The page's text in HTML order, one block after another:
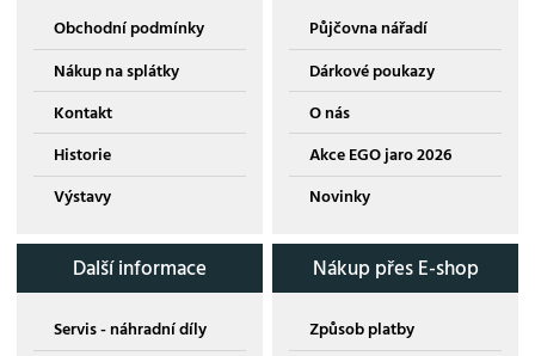
Obchodní podmínky
Nákup na splátky
Kontakt
Historie
Výstavy
Půjčovna nářadí
Dárkové poukazy
O nás
Akce EGO jaro 2026
Novinky
Další informace
Servis - náhradní díly
Nákup přes E-shop
Způsob platby